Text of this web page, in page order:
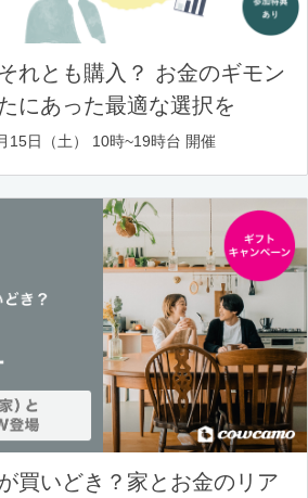
れとも購入？ お金のギモン
にあった最適な選択を
15日（土） 10時~19時台 開催
買いどき？家とお金のリア